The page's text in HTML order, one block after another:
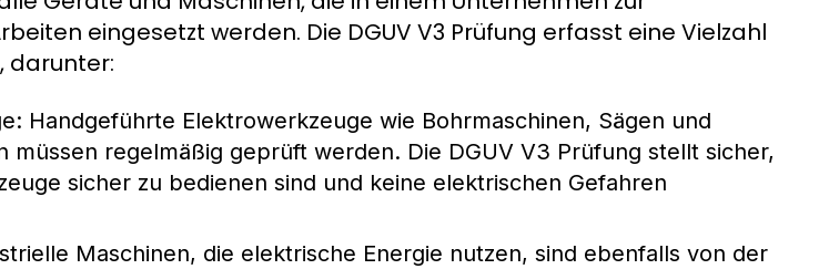
eingesetzt werden. Die DGUV V3 Prüfung erfasst eine Vielzahl
darunter:
: Handgeführte Elektrowerkzeuge wie Bohrmaschinen, Sägen und
müssen regelmäßig geprüft werden. Die DGUV V3 Prüfung stellt sicher,
sicher zu bedienen sind und keine elektrischen Gefahren
Maschinen, die elektrische Energie nutzen, sind ebenfalls von der